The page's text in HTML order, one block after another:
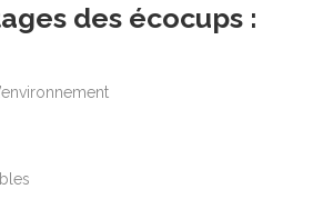
des écocups :